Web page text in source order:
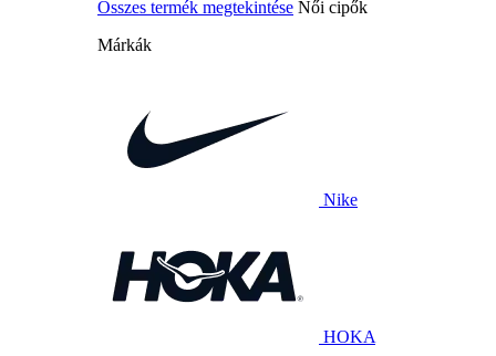
Összes termék megtekintése Női cipők
Márkák
Nike
HOKA